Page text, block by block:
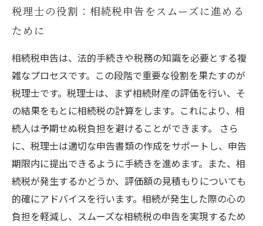
税理士の役割：相続税申告をスムーズに進める
ために
相続税申告は、法的手続きや税務の知識を必要とする複
雑なプロセスです。この段階で重要な役割を果たすのが
税理士です。税理士は、まず相続財産の評価を行い、そ
の結果をもとに相続税の計算をします。これにより、相
続人は予期せぬ税負担を避けることができます。 さら
に、税理士は適切な申告書類の作成をサポートし、申告
期限内に提出できるように手続きを進めます。また、相
続税が発生するかどうか、評価額の見積もりについても
的確にアドバイスを行います。相続が発生した際の心の
負担を軽減し、スムーズな相続税の申告を実現するため